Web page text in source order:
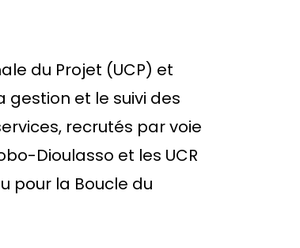
du Projet (UCP) et
gestion et le suivi des
recrutés par voie
Dioulasso et les UCR
pour la Boucle du